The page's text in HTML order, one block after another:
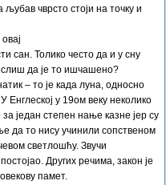
љубав чврсто стоји на точку и
сан. Толико често да и у сну
да је то ишчашено?
– то је када луна, односно
у 19ом веку неколико
један степен нање казне јер су
да то нису учинили сопственом
светлошћу. Звучи
Других речима, закон је
памет.